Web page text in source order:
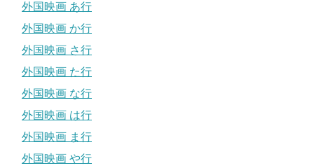
外国映画 あ行
外国映画 か行
外国映画 さ行
外国映画 た行
外国映画 な行
外国映画 は行
外国映画 ま行
外国映画 や行